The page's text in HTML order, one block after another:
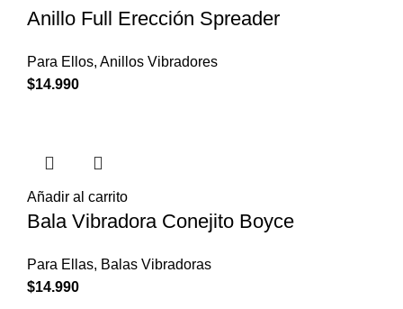
Anillo Full Erección Spreader
Para Ellos, Anillos Vibradores
$14.990
Añadir al carrito
Bala Vibradora Conejito Boyce
Para Ellas, Balas Vibradoras
$14.990